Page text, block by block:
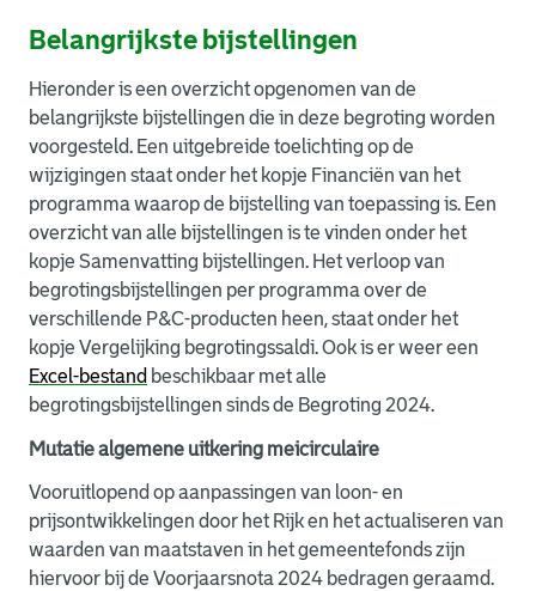
Belangrijkste bijstellingen
Hieronder is een overzicht opgenomen van de
belangrijkste bijstellingen die in deze begroting worden
voorgesteld. Een uitgebreide toelichting op de
wijzigingen staat onder het kopje Financiën van het
programma waarop de bijstelling van toepassing is. Een
overzicht van alle bijstellingen is te vinden onder het
kopje Samenvatting bijstellingen. Het verloop van
begrotingsbijstellingen per programma over de
verschillende P&C-producten heen, staat onder het
kopje Vergelijking begrotingssaldi. Ook is er weer een
Excel-bestand beschikbaar met alle
begrotingsbijstellingen sinds de Begroting 2024.
Mutatie algemene uitkering meicirculaire
Vooruitlopend op aanpassingen van loon- en
prijsontwikkelingen door het Rijk en het actualiseren van
waarden van maatstaven in het gemeentefonds zijn
hiervoor bij de Voorjaarsnota 2024 bedragen geraamd.